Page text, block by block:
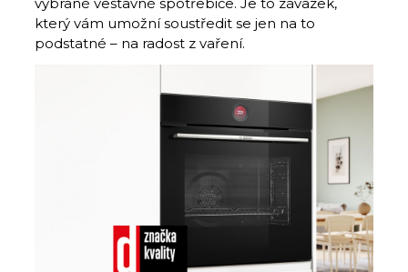
který vám umožní soustředit se jen na to
podstatné – na radost z vaření.